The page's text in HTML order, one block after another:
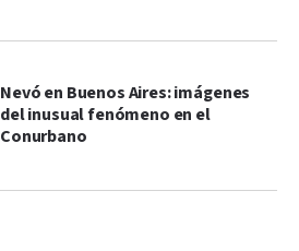
Nevó en Buenos Aires: imágenes
del inusual fenómeno en el
Conurbano